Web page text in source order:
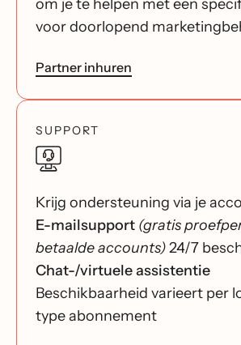
om je te helpen met een
voor doorlopend
Partner inhuren
SUPPORT
Krijg ondersteuning via je
E-mailsupport (gratis
betaalde accounts)24/7
Chat-/virtuele assistentie
Beschikbaarheid varieert per
type abonnement